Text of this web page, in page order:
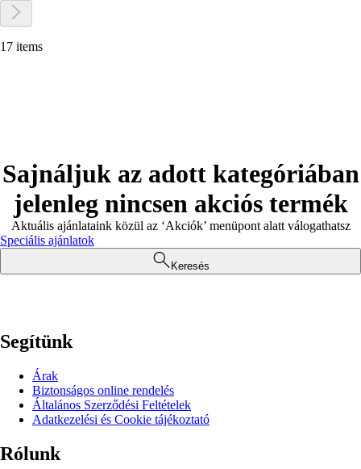
17 items
Sajnáljuk az adott kategóriában
jelenleg nincsen akciós termék
Aktuális ajánlataink közül az ‘Akciók’ menüpont alatt válogathatsz
Speciális ajánlatok
Keresés
Segítünk
Árak
Biztonságos online rendelés
Általános Szerződési Feltételek
Adatkezelési és Cookie tájékoztató
Rólunk